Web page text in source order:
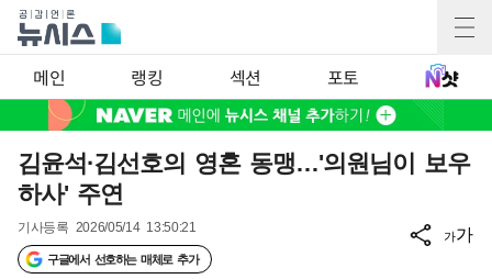
메인 랭킹 섹션 포토
김윤석·김선호의 영혼 동맹…'의원님이 보우
하사' 주연
기사등록 2026/05/14 13:50:21
구글에서 선호하는 매체로 추가
가가